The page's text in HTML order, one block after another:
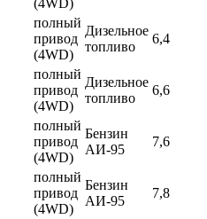
полный
привод
(4WD)
Дизельное
топливо
6,4
полный
привод
(4WD)
Дизельное
топливо
6,6
полный
привод
(4WD)
Бензин
АИ-95
7,6
полный
привод
(4WD)
Бензин
АИ-95
7,8